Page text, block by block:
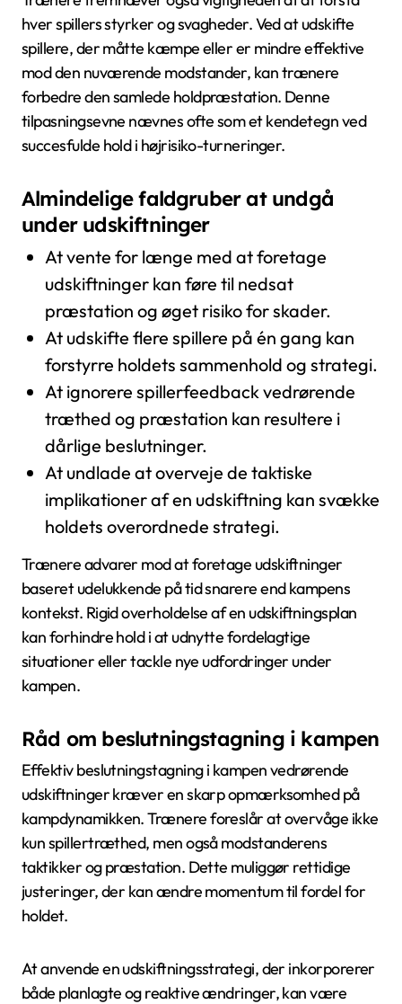
hver spillers styrker og svagheder. Ved at udskifte
spillere, der måtte kæmpe eller er mindre effektive
mod den nuværende modstander, kan trænere
forbedre den samlede holdpræstation. Denne
tilpasningsevne nævnes ofte som et kendetegn ved
succesfulde hold i højrisiko-turneringer.
Almindelige faldgruber at undgå
under udskiftninger
At vente for længe med at foretage
udskiftninger kan føre til nedsat
præstation og øget risiko for skader.
At udskifte flere spillere på én gang kan
forstyrre holdets sammenhold og strategi.
At ignorere spillerfeedback vedrørende
træthed og præstation kan resultere i
dårlige beslutninger.
At undlade at overveje de taktiske
implikationer af en udskiftning kan svække
holdets overordnede strategi.
Trænere advarer mod at foretage udskiftninger
baseret udelukkende på tid snarere end kampens
kontekst. Rigid overholdelse af en udskiftningsplan
kan forhindre hold i at udnytte fordelagtige
situationer eller tackle nye udfordringer under
kampen.
Råd om beslutningstagning i kampen
Effektiv beslutningstagning i kampen vedrørende
udskiftninger kræver en skarp opmærksomhed på
kampdynamikken. Trænere foreslår at overvåge ikke
kun spillertræthed, men også modstanderens
taktikker og præstation. Dette muliggør rettidige
justeringer, der kan ændre momentum til fordel for
holdet.
At anvende en udskiftningsstrategi, der inkorporerer
både planlagte og reaktive ændringer, kan være